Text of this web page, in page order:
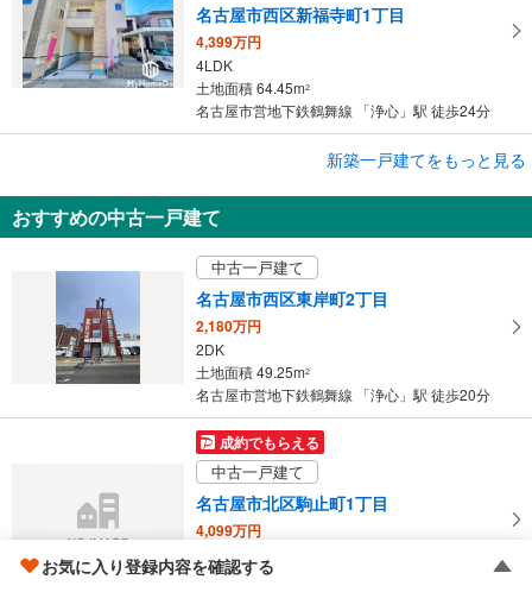
名古屋市西区新福寺町1丁目
4,399万円
4LDK
土地面積 64.45m2
名古屋市営地下鉄鶴舞線 「浄心」駅 徒歩24分
名古屋市西区枇杷島5丁目
3LDK
土地面積 98.19m2
名古屋市営地下鉄鶴舞線 「浄心」駅 徒歩16分
新築一戸建てをもっと見る
おすすめの中古一戸建て
中古一戸建て
名古屋市西区東岸町2丁目
2,180万円
2DK
土地面積 49.25m2
名古屋市営地下鉄鶴舞線 「浄心」駅 徒歩20分
成約でもらえる
中古一戸建て
名古屋市北区駒止町1丁目
4,099万円
土地面積 85.12m
お気に入り登録内容を確認する